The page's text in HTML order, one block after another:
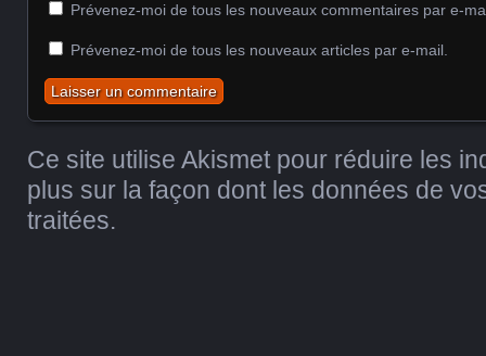
Prévenez-moi de tous les nouveaux commentaires par e-
Prévenez-moi de tous les nouveaux articles par e-mail.
Ce site utilise Akismet pour réduire les
plus sur la façon dont les données de
traitées.